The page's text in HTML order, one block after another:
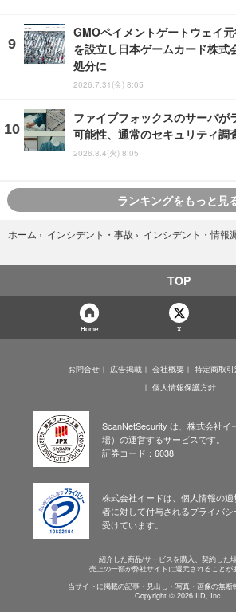
GMOペイメントゲートウェイ
を設立し日本ゲームカード株式
処分に
2026.7.31(金) 8:05
ファイブフォックスのサーバが
可能性、通常のセキュリティ調
2026.8.4(火) 8:05
ランキングをもっと見
ホーム › インシデント・事故 › インシデント・情報
TOP
Home X
お問合せ 広告掲載 会社概要
特定商取
個人情報保護方針
ScanNetSecurity は、株式会社イ
場）の運営するサービスです。
証券コード：6038
株式会社イードは、個人情報の
者に対して付与されるプライバ
受けています。
紹介した商品/サービスを購入、契約した場
売上の一部が弊社サイトに還元されることが
当サイトに掲載の記事・見出し・写真・画像の無断
Copyright © 2026 IID, Inc.